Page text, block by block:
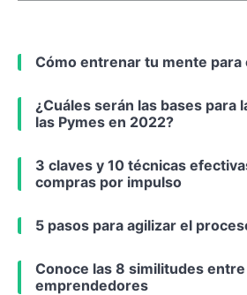
Cómo entrenar tu mente para
¿Cuáles serán las bases para
las Pymes en 2022?
3 claves y 10 técnicas
compras por impulso
5 pasos para agilizar el
Conoce las 8 similitudes
emprendedores